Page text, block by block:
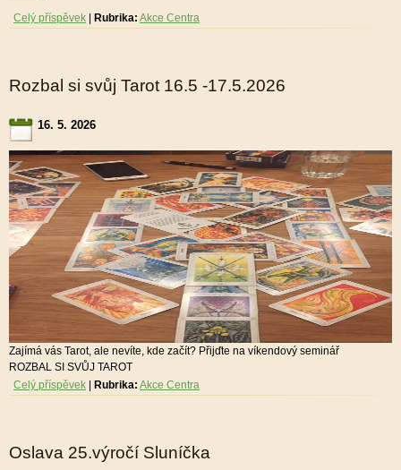
Celý příspěvek Rubrika: Akce Centra
Rozbal si svůj Tarot 16.5 -17.5.2026
16. 5. 2026
Zajímá vás Tarot, ale nevíte, kde začít? Přijďte na víkendový seminář
ROZBAL SI SVŮJ TAROT
Celý příspěvek Rubrika: Akce Centra
Oslava 25.výročí Sluníčka